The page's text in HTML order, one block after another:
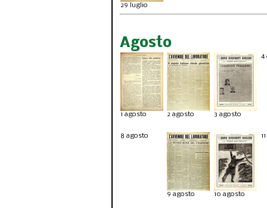
29 luglio
Agosto
1 agosto 2 agosto 3 agosto
4
8 agosto
9 agosto 10 agosto